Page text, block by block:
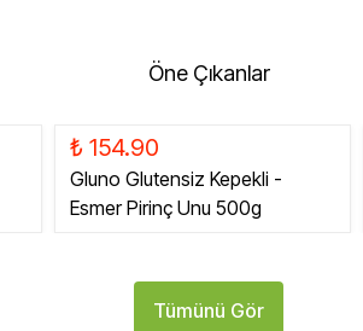
Öne Çıkanlar
₺ 154.90
Gluno Glutensiz Kepekli -
Esmer Pirinç Unu 500g
Tümünü Gör